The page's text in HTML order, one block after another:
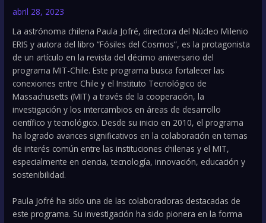
abril 28, 2023
La astrónoma chilena Paula Jofré, directora del Núcleo Milenio
ERIS y autora del libro “Fósiles del Cosmos”, es la protagonista
de un artículo en la revista del décimo aniversario del
programa MIT-Chile. Este programa busca fortalecer las
conexiones entre Chile y el Instituto Tecnológico de
Massachusetts (MIT) a través de la cooperación, la
investigación y los intercambios en áreas de desarrollo
científico y tecnológico. Desde su inicio en 2010, el programa
ha logrado avances significativos en la colaboración en temas
de interés común entre las instituciones chilenas y el MIT,
especialmente en ciencia, tecnología, innovación, educación y
sostenibilidad.
Paula Jofré ha sido una de las colaboradoras destacadas de
este programa. Su investigación ha sido pionera en la forma